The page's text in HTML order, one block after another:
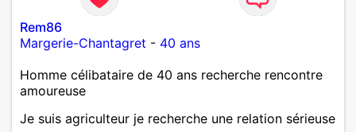
Rem86
Margerie-Chantagret - 40 ans
Homme célibataire de 40 ans recherche rencontre
amoureuse
Je suis agriculteur je recherche une relation sérieuse